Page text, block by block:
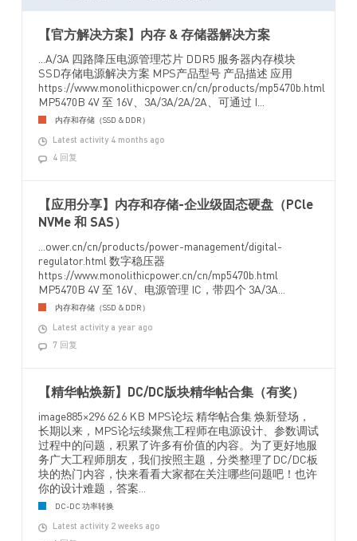
【官方解决方案】内存 & 存储器解决方案
...A/3A 四路降压电源管理芯片 DDR5 服务器内存模块
SSD存储电源解决方案 MPS产品型号 产品描述 应用
https://www.monolithicpower.cn/cn/products/mp5470b.html
MP5470B 4V 至 16V、3A/3A/2A/2A、可通过 I...
内存和存储（SSD & DDR）
Latest activity 4 months ago
4 回复
【应用分享】内存和存储-企业级固态硬盘（PCle
NVMe 和 SAS）
...ower.cn/cn/products/power-management/digital-
regulator.html 数字稳压器
https://www.monolithicpower.cn/cn/mp5470b.html
MP5470B 4V 至 16V、电源管理 IC，带四个 3A/3A...
内存和存储（SSD & DDR）
Latest activity a year ago
7 回复
【精华帖焕新】DC/DC版块精华帖合集（有奖）
image885×296 62.6 KB MPS论坛 精华帖合集 焕新登场，
长期以来，MPS论坛续聚焦工程师在电源设计、参数调试
过程中的问题，积累了许多有价值的内容。为了更好地服
务广大工程师朋友，我们按照主题，分类整理了DC/DC板
块的热门内容，快来看看大家都在关注哪些问题吧！也许
你的设计难题，答案...
DC-DC 功率转换
Latest activity 2 weeks ago